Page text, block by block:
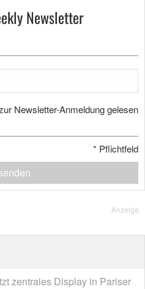
Newsletter
Newsletter-Anmeldung gelesen
* Pflichtfeld
Anzeige
zentrales Display in Pariser